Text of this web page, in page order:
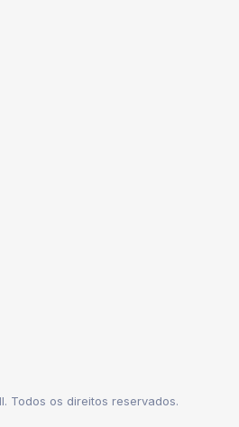
Todos os direitos reservados.